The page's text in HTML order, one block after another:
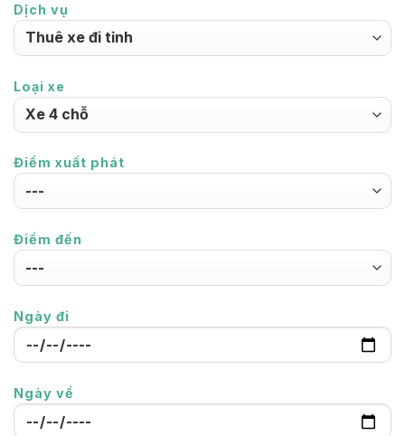
Dịch vụ
Loại xe
Điểm xuất phát
Điểm đến
Ngày đi
Ngày về